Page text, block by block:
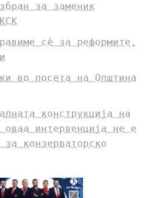
за заменик
сè за реформите,
во посета на Општина
конструкција на
оваа интервенција не е
конзерваторско